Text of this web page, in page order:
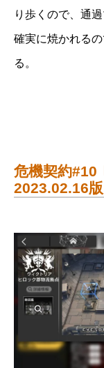
り歩くので、通
確実に焼かれる
る。
危機契約#10
2023.02.16